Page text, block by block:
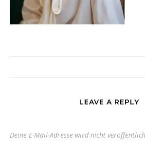
LEAVE A REPLY
Deine E-Mail-Adresse wird nicht